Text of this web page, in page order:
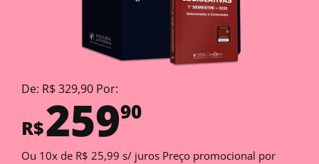
De: R$ 329,90 Por:
R$25990
Ou 10x de R$ 25,99 s/ juros Preço promocional por